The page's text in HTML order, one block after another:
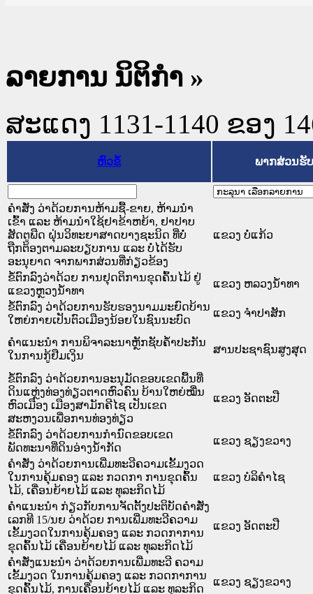
ລາຍການ ນິຕິກໍາ »
ສະແດງ 1131-1140 ຂອງ
ຫົວຂໍ້ ພາກສ່ວນຮັ
ຄຳສັ່ງ ວ່າດ້ວຍການຫ້າມຊື້-ຂາຍ, ຫ້າມນຳ
ເຂົ້າ ແລະ ຫ້າມນຳໃຊ້ຢາຂ້າຫຍ້າ, ຢາປາບ
ສັດຕູພືດ ຝຸ່ນວິທະຍາສາດບາງຊະນິດ ທີ່ບໍ່
ຖືກຕ້ອງຕາມລະບຽບການ ແລະ ບໍ່ໄດ້ຮັບ
ອະນຸຍາດ ຈາກພາກສ່ວນທີ່ກ່ຽວຂ້ອງ
ແຂວງ ບໍ່ແກ້ວ
ຂໍ້ຕົກລົງວ່າດ້ວຍ ການຢຸດຕິການຂຸດຄົ້ນໄມ້ ຢູ່
ແຂວງຫຼວງນໍ້າທາ
ແຂວງ ຫລວງນໍ້າທາ
ຂໍ້ຕົກລົງ ວ່າດ້ວຍການຮັບຮອງນາມມະຍົດບ້ານ
ໃຫຍ່ກາຍເປັນຕົວເມືອງນ້ອຍໃນຊົນນະບົດ
ແຂວງ ຈໍາປາສັກ
ຄຳແນະນຳ ການພິຈາລະນາຫຼັກຊັບຄ້ຳປະກັນ
ໃນການກູ້ຢືມເງິນ
ສານປະຊາຊົນສູງສຸດ
ຂໍ້ຕົກລົງ ວ່າດ້ວຍການອະນຸມັດຂອບເຂດພື້ນທີ່
ດິນແຫຼ່ງທ່ອງທ່ຽວຕາດຫົວຄົນ ບ້ານໃຫຍ່ໝື່ນ
ຫົວເມືອງ ເມືອງສາມັກຄີໄຊ ເປັນເຂດ
ສະຫງວນເພື່ອການທ່ອງທ່ຽວ
ແຂວງ ອັດຕະປື
ຂໍ້ຕົກລົງ ວ່າດ້ວຍການກຳນົດຂອບເຂດ
ພັດທະນາທີ່ດິນອ່າງນ້ຳກັດ
ແຂວງ ຊຽງຂວາງ
ຄຳສັ່ງ ວ່າດ້ວຍການເພີ່ມທະວີຄວາມເຂັ້ມງວດ
ໃນການຄຸ້ມຄອງ ແລະ ກວດກາ ການຂຸດຄົ້ນ
ໄມ້, ເຄື່ອນຍ້າຍໄມ້ ແລະ ທຸລະກິດໄມ້
ແຂວງ ບໍລິຄໍາໄຊ
ຄຳແນະນຳ ກ່ຽວກັບການຈັດຕັ້ງປະຕິບັດຄຳສັ່ງ
ເລກທີ 15/ນຍ ວ່າດ້ວຍ ການເພີ່ມທະວີຄວາມ
ເຂັ້ມງວດໃນການຄຸ້ມຄອງ ແລະ ກວດກາການ
ຂຸດຄົ້ນໄມ້ ເຄື່ອນຍ້າຍໄມ້ ແລະ ທຸລະກິດໄມ້
ແຂວງ ອັດຕະປື
ຄຳສັ່ງແນະນຳ ວ່າດ້ວຍການເພີ່ມທະວີ ຄວາມ
ເຂັ້ມງວດ ໃນການຄຸ້ມຄອງ ແລະ ກວດກາການ
ຂຸດຄົ້ນໄມ້, ການເຄື່ອນຍ້າຍໄມ້ ແລະ ທຸລະກິດ
ແຂວງ ຊຽງຂວາງ